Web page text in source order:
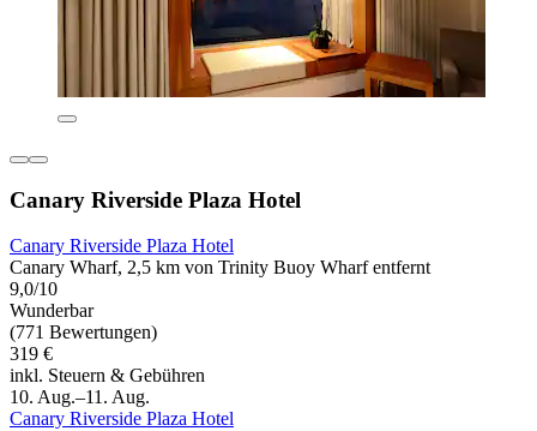
Canary Riverside Plaza Hotel
Canary Riverside Plaza Hotel
Canary Wharf, 2,5 km von Trinity Buoy Wharf entfernt
9,0/10
Wunderbar
(771 Bewertungen)
319 €
inkl. Steuern & Gebühren
10. Aug.–11. Aug.
Canary Riverside Plaza Hotel